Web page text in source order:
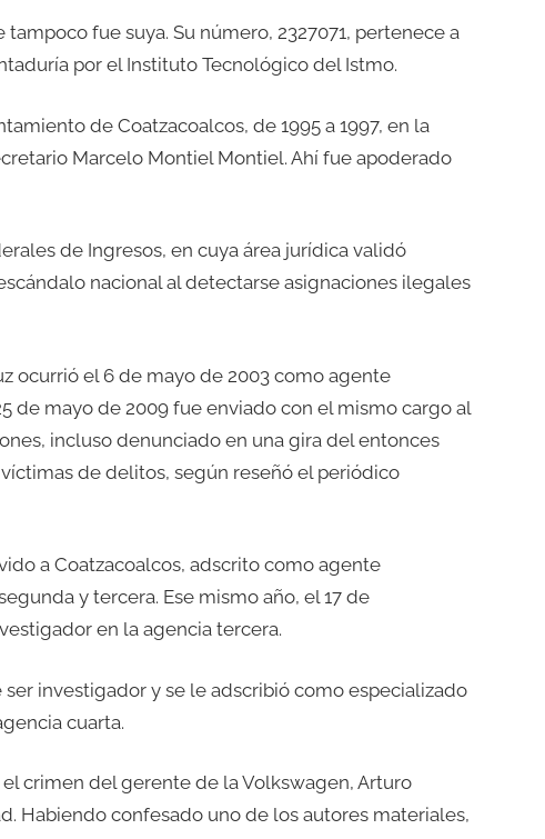
fue suya. Su número, 2327071, pertenece a
por el Instituto Tecnológico del Istmo.
de Coatzacoalcos, de 1995 a 1997, en la
Marcelo Montiel Montiel. Ahí fue apoderado
de Ingresos, en cuya área jurídica validó
nacional al detectarse asignaciones ilegales
ocurrió el 6 de mayo de 2003 como agente
de mayo de 2009 fue enviado con el mismo cargo al
incluso denunciado en una gira del entonces
de delitos, según reseñó el periódico
a Coatzacoalcos, adscrito como agente
y tercera. Ese mismo año, el 17 de
en la agencia tercera.
investigador y se le adscribió como especializado
cuarta.
crimen del gerente de la Volkswagen, Arturo
Habiendo confesado uno de los autores materiales,